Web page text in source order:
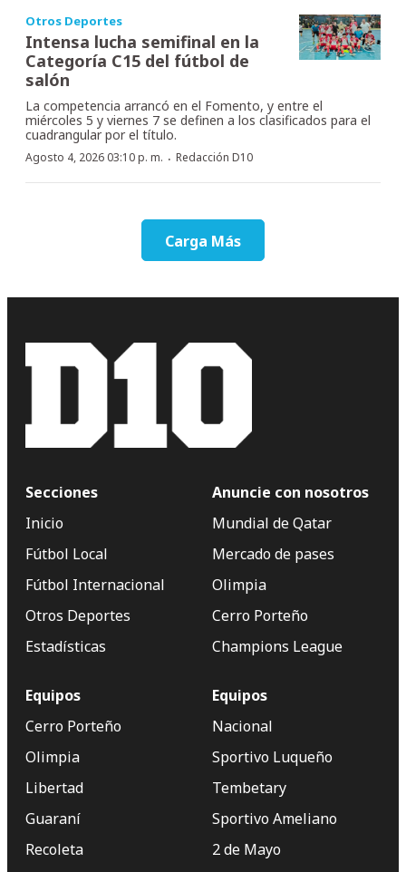
Otros Deportes
Intensa lucha semifinal en la
Categoría C15 del fútbol de
salón
La competencia arrancó en el Fomento, y entre el
miércoles 5 y viernes 7 se definen a los clasificados para el
cuadrangular por el título.
Agosto 4, 2026 03:10 p. m. · Redacción D10
Carga Más
Secciones
Inicio
Fútbol Local
Fútbol Internacional
Otros Deportes
Estadísticas
Anuncie con nosotros
Mundial de Qatar
Mercado de pases
Olimpia
Cerro Porteño
Champions League
Equipos
Cerro Porteño
Olimpia
Libertad
Guaraní
Recoleta
Equipos
Nacional
Sportivo Luqueño
Tembetary
Sportivo Ameliano
2 de Mayo